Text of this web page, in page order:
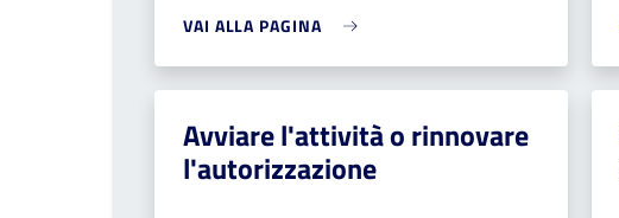
VAI ALLA PAGINA
Avviare l'attività o rinnovare
l'autorizzazione